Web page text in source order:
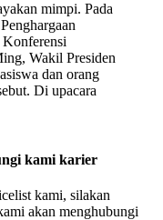
mimpi. Pada
Wakil Presiden
dan orang
Di upacara
kami karier
kami, silakan
akan menghubungi